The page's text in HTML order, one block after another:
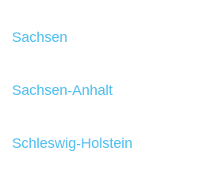
Sachsen
Sachsen-Anhalt
Schleswig-Holstein